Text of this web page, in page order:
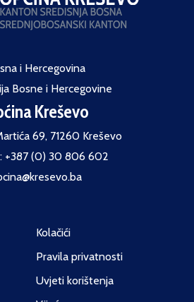
i Hercegovina
Bosne i Hercegovine
Kreševo
69, 71260 Kreševo
+387 (0) 30 806 602
Kolačići
Pravila privatnosti
Uvjeti korištenja